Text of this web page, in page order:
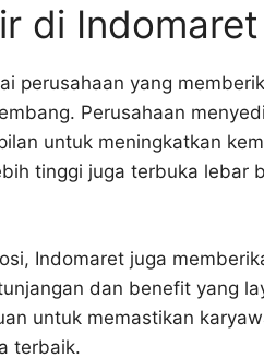
di Indomaret
perusahaan yang
Perusahaan
untuk meningkatkan
tinggi juga terbuka lebar
Indomaret juga
dan benefit yang
untuk memastikan
terbaik.